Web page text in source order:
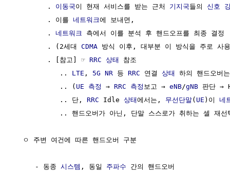
        .
이동국이 현재 서비스를 받는 근처 기지국들의 신호
        . 이를
네트워크에 보내면,
        .
네트워크
측에서 이를 분석 후 핸드오프를 최종 결정
        . (2세대
CDMA 방식 이후, 대부분 이 방식을 주로 사
        . [참고] ☞
RRC 상태
참조
           ..
LTE , 5G NR 등 RRC 연결 상태
하의 핸드오버
           .. (
UE 측정 → RRC 측정 보고 → eNB/gNB 판단 →
           .. 단,
RRC Idle 상태에서는, 무선단말( UE )이 네
.. 핸드오버가 아닌, 단말 스스로가 취하는 셀
  ㅇ 주변 여건에 따른 핸드오버 구분
     - 동종
시스템 , 동일 주파수 간의 핸드오버